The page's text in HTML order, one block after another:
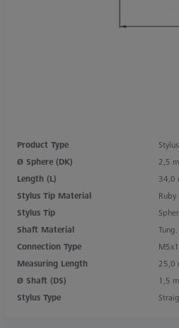
Product Type
Stylus
Ø Sphere (DK)
2,5
Length (L)
34,0
Stylus Tip Material
Ruby
Stylus Tip
Shaft Material
Connection Type
Measuring Length
25,0
Ø Shaft (DS)
1,5
Stylus Type